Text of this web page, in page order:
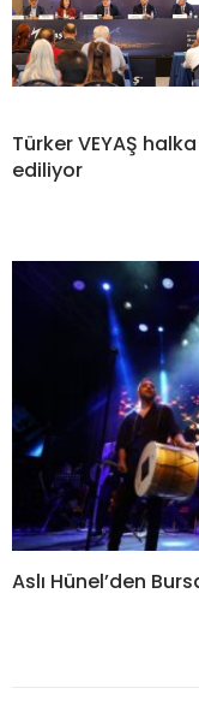
Türker VEYAŞ
ediliyor
Aslı Hünel’den